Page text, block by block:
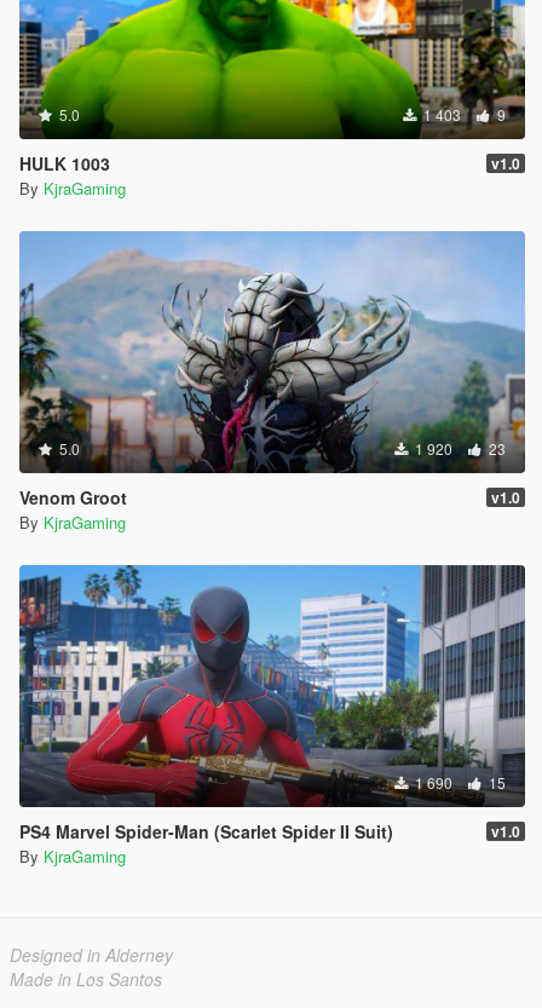
5.0 1 403 9
HULK 1003 v1.0
By KjraGaming
5.0 1 920 23
Venom Groot v1.0
By KjraGaming
1 690 15
PS4 Marvel Spider-Man (Scarlet Spider II Suit) v1.0
By KjraGaming
Designed in Alderney
Made in Los Santos